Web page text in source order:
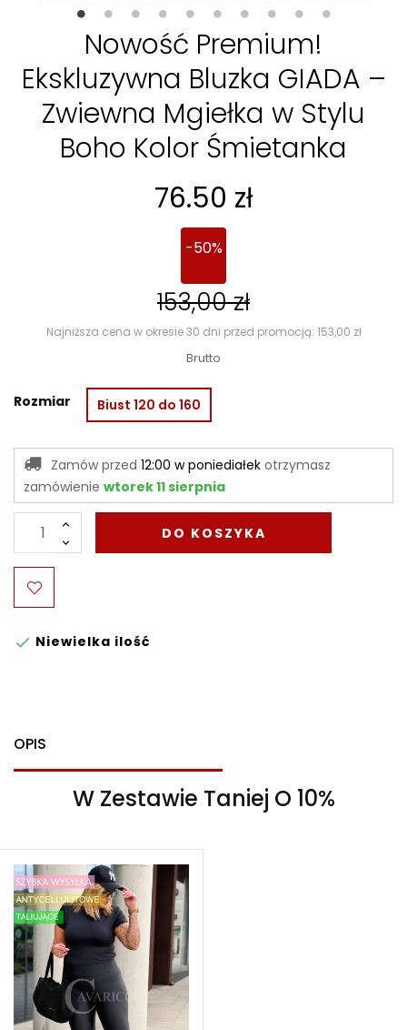
Nowość Premium!
Ekskluzywna Bluzka GIADA –
Zwiewna Mgiełka w Stylu
Boho Kolor Śmietanka
76.50 zł
50%
153,00 zł
Najniższa cena w okresie 30 dni przed promocją: 153,00 zł
Brutto
Rozmiar Biust 120 do 160
Zamów przed 12:00 w poniediałek otrzymasz
zamówienie wtorek 11 sierpnia
DO KOSZYKA
 Niewielka ilość
OPIS
W Zestawie Taniej O 10%